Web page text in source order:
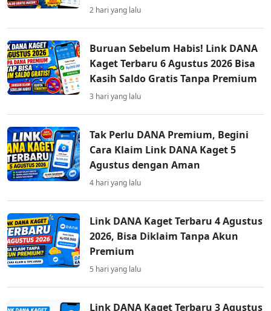
2 hari yang lalu
Buruan Sebelum Habis! Link DANA
Kaget Terbaru 6 Agustus 2026 Bisa
Kasih Saldo Gratis Tanpa Premium
3 hari yang lalu
Tak Perlu DANA Premium, Begini
Cara Klaim Link DANA Kaget 5
Agustus dengan Aman
4 hari yang lalu
Link DANA Kaget Terbaru 4 Agustus
2026, Bisa Diklaim Tanpa Akun
Premium
5 hari yang lalu
Link DANA Kaget Terbaru 3 Agustus